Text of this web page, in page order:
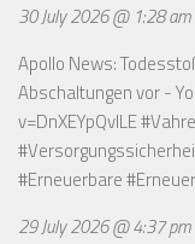
30 July 2026 @ 1:28 am
Apollo News:
Abschaltungen vor -
v=DnXEYpQvILE
#Erneuerbare
29 July 2026 @ 4:37 pm